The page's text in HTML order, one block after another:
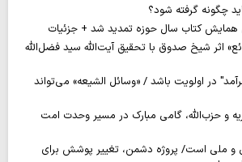
چگونه گرفته شود؟
کتاب سال حوزه تمدید شد + جزئیات
اثر شیخ صدوق با تحقیق آیت‌الله سید فضل‌الله
در اولویت باشد / «وسائل الشیعه» می‌تواند
و حزب‌الله، گامی مبارک در مسیر وحدت امت
ملی است/ پروژه دشمن، تغییر پوشش برای